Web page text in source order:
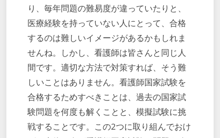
り、毎年問題の難易度が違っていたりと、
医療経験を持っていない人にとって、合格
するのは難しいイメージがあるかもしれま
せんね。しかし、看護師は皆さんと同じ人
間です。適切な方法で対策すれば、そう難
しいことはありません。看護師国家試験を
合格するためすべきことは、過去の国家試
験問題を何度も解くことと、模擬試験に挑
戦することです。この2つに取り組んでおけ